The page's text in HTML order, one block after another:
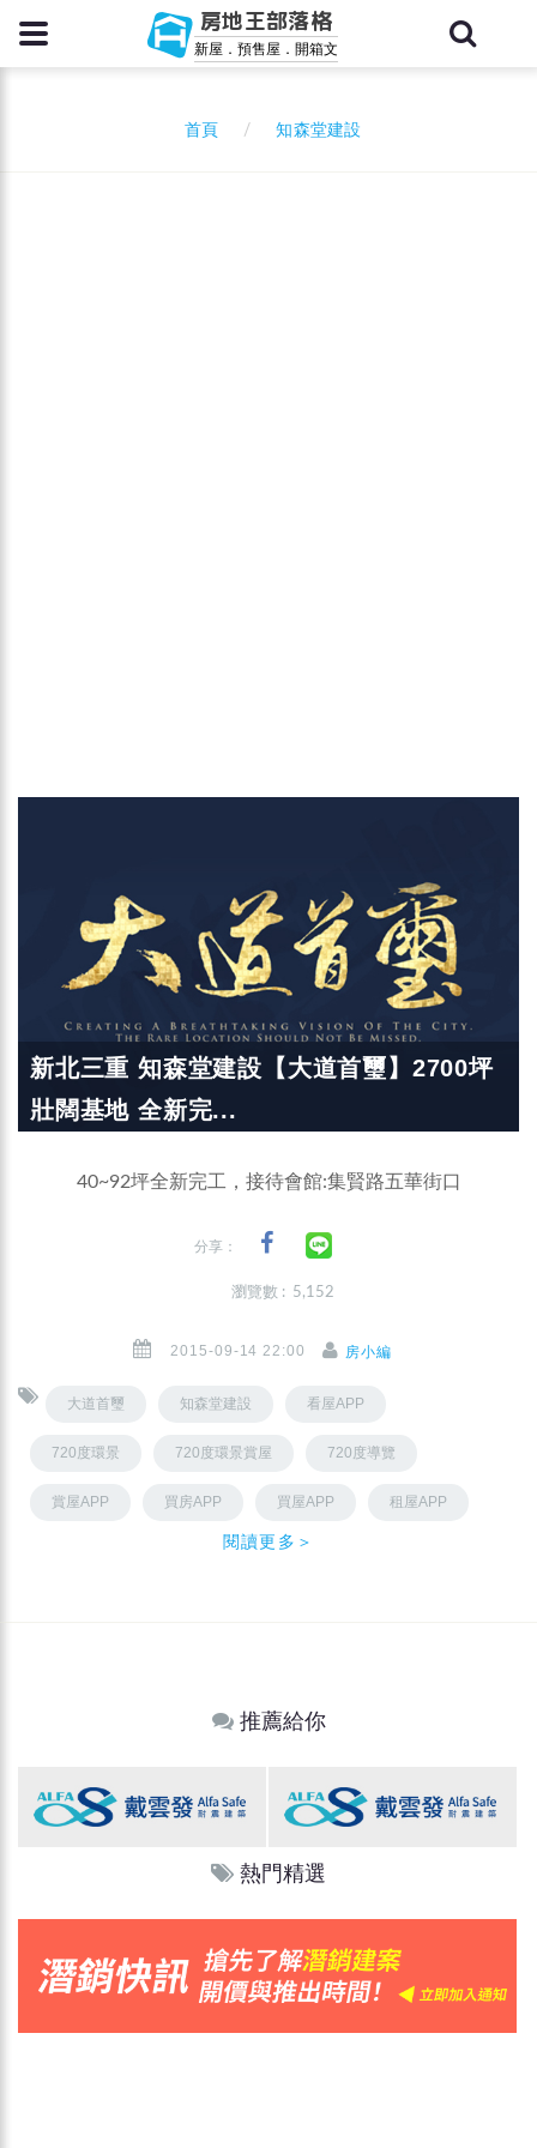
房地王部落格
新屋．預售屋．開箱文
首頁 知森堂建設
新北三重 知森堂建設【大道首璽】2700坪
壯闊基地 全新完...
40~92坪全新完工，接待會館:集賢路五華街口
分享：
瀏覽數 : 5,152
2015-09-14 22:00 房小編
大道首璽 知森堂建設 看屋APP
720度環景 720度環景賞屋 720度導覽
賞屋APP 買房APP 買屋APP 租屋APP
閱讀更多＞
推薦給你
熱門精選